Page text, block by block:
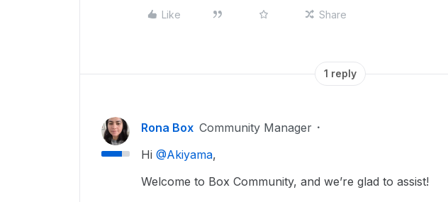
Like Share
1 reply
Rona Box Community Manager
Hi ​ @Akiyama,
Welcome to Box Community, and we’re glad to assist!